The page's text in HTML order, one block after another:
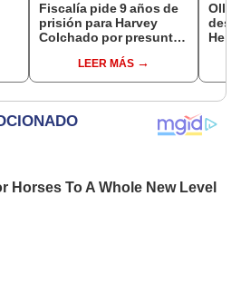
Fiscalía pide 9 años de
prisión para Harvey
Colchado por presunta
incompatible y falsedad
ideológica
LEER MÁS